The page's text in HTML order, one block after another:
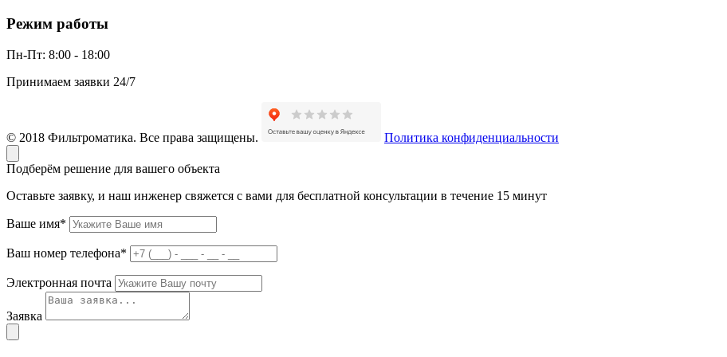
Режим работы
Пн-Пт: 8:00 - 18:00
Принимаем заявки 24/7
© 2018 Фильтроматика. Все права защищены. Политика конфиденциальности
Подберём решение для вашего объекта
Оставьте заявку, и наш инженер свяжется с вами для бесплатной консультации в течение 15 минут
Ваше имя*
Ваш номер телефона*
Электронная почта
Заявка